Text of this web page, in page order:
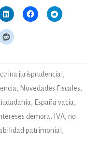
jurisprudencial ,
, Novedades Fiscales,
, España vacía ,
demora , IVA, no
patrimonial ,